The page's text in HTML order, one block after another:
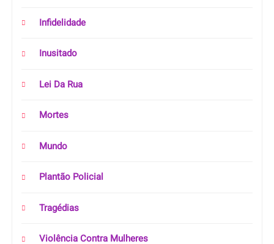
Infidelidade
Inusitado
Lei Da Rua
Mortes
Mundo
Plantão Policial
Tragédias
Violência Contra Mulheres